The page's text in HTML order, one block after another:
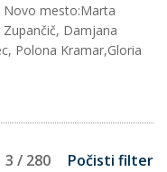
Novo mesto:Marta
Zupančič, Damjana
Polona Kramar,Gloria
3 / 280 Počisti filter